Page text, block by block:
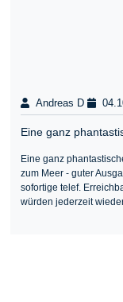
Andreas D
Eine ganz
Eine ganz
zum Meer - guter
sofortige telef.
würden jederzeit